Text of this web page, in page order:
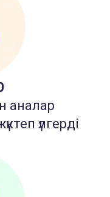
аналар
үлгерді